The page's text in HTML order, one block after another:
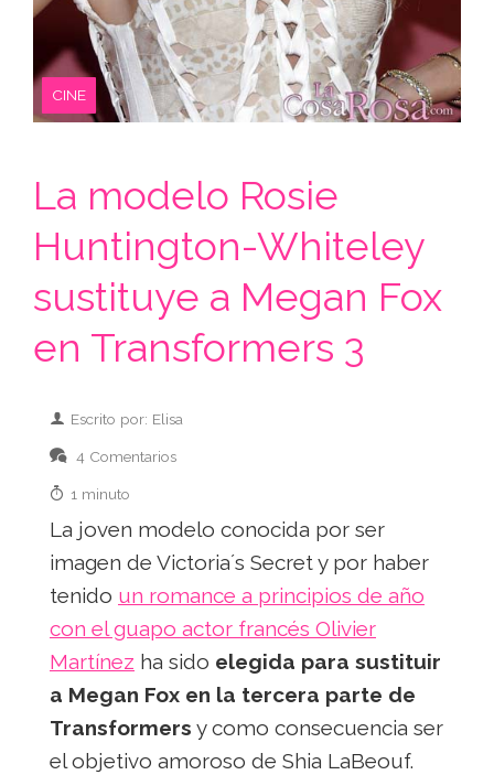
CINE
La modelo Rosie
Huntington-Whiteley
sustituye a Megan Fox
en Transformers 3
Escrito por: Elisa
4 Comentarios
1 minuto
La joven modelo conocida por ser
imagen de Victoria´s Secret y por haber
tenido un romance a principios de año
con el guapo actor francés Olivier
Martínez ha sido elegida para sustituir
a Megan Fox en la tercera parte de
Transformers y como consecuencia ser
el objetivo amoroso de Shia LaBeouf.